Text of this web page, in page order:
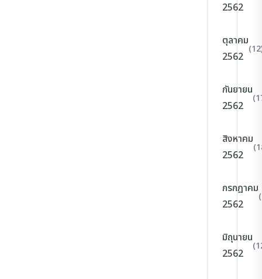
2562
ตุลาคม
2562
กันยายน
2562
สิงหาคม
2562
กรกฎาคม
2562
มิถุนายน
2562